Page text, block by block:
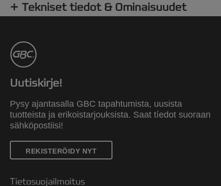
Tekniset tiedot & Ominaisuudet
Uutiskirje!
Pysy ajantasalla GBC tapahtumista, uusista
tuotteista ja erikoistarjouksista. Saat tíedot suoraan
sähköpostiisi!
REKISTERÖIDY NYT
Tietosuojailmoitus